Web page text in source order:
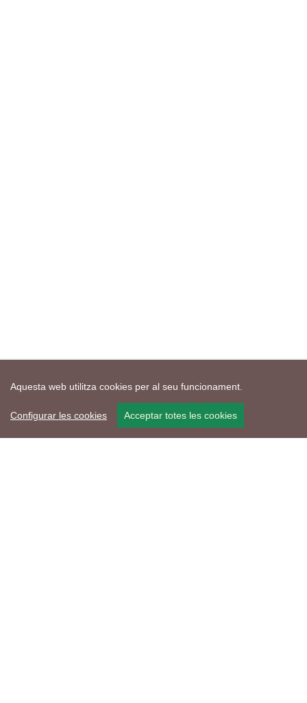
Aquesta web utilitza cookies per al seu funcionament.
Configurar les cookies Acceptar totes les cookies
Mapa web Avís de cookies
Política de privacitat Avís legal